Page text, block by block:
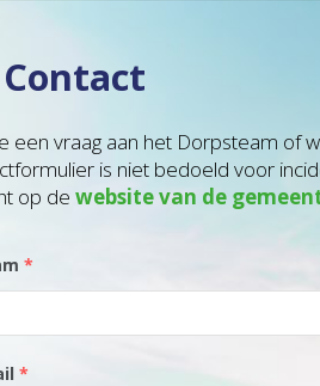
Contact
een vraag aan het Dorpsteam of
is niet bedoeld voor
op de website van de
*
*